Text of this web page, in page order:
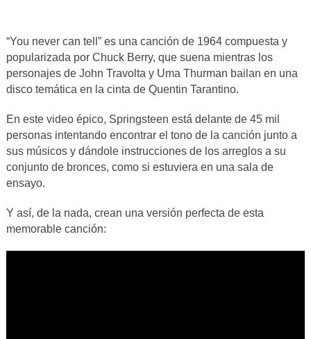
“You never can tell” es una canción de 1964 compuesta y
popularizada por Chuck Berry, que suena mientras los
personajes de John Travolta y Uma Thurman bailan en una
disco temática en la cinta de Quentin Tarantino.
En este video épico, Springsteen está delante de 45 mil
personas intentando encontrar el tono de la canción junto a
sus músicos y dándole instrucciones de los arreglos a su
conjunto de bronces, como si estuviera en una sala de
ensayo.
Y así, de la nada, crean una versión perfecta de esta
memorable canción: